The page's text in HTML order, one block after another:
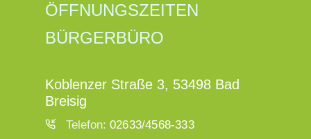
ÖFFNUNGSZEITEN
BÜRGERBÜRO
Koblenzer Straße 3, 53498 Bad
Breisig
Telefon: 02633/4568-333